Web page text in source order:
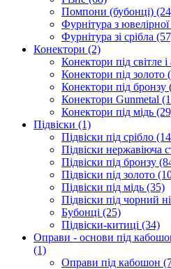
Помпони (бубонці)
Фурнітура з ювелірної
Фурнітура зі срібла
Конектори (2)
Конектори під світле
Конектори під золото
Конектори під бронзу
Конектори Gunmetal
Конектори під мідь
Підвіски (1)
Підвіски під срібло
Підвіски нержавіюча
Підвіски під бронзу
Підвіски під золото
Підвіски під мідь (35)
Підвіски під чорний
Бубонці (25)
Підвіски-китиці (34)
Оправи - основи під
(1)
Оправи під кабошон